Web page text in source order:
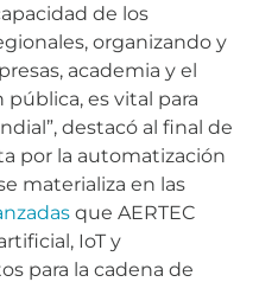
de los
organizando y
academia y el
es vital para
destacó al final de
por la automatización
materializa en las
que AERTEC
IoT y
para la cadena de